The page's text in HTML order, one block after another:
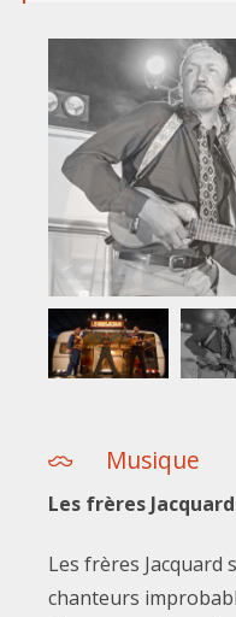
Musique
Les frères
Les frères Jacquard
chanteurs